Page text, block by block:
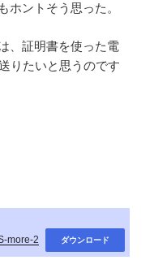
ホントそう思った。
、証明書を使った電
りたいと思うのです
more-2 ダウンロード